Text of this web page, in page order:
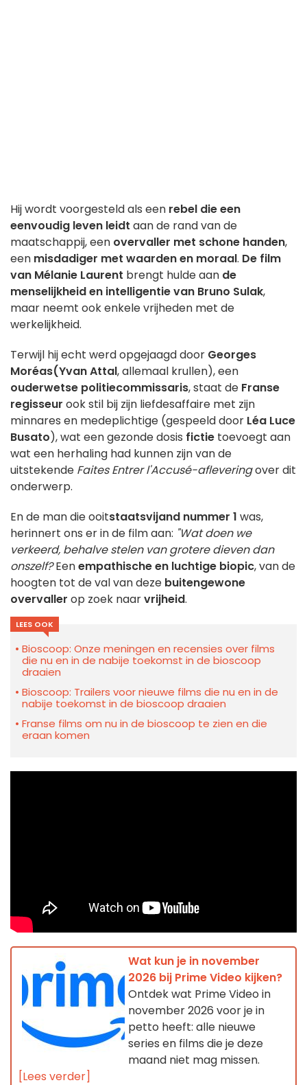
Hij wordt voorgesteld als een rebel die een
eenvoudig leven leidt aan de rand van de
maatschappij, een overvaller met schone handen,
een misdadiger met waarden en moraal. De film
van Mélanie Laurent brengt hulde aan de
menselijkheid en intelligentie van Bruno Sulak,
maar neemt ook enkele vrijheden met de
werkelijkheid.
Terwijl hij echt werd opgejaagd door Georges
Moréas(Yvan Attal, allemaal krullen), een
ouderwetse politiecommissaris, staat de Franse
regisseur ook stil bij zijn liefdesaffaire met zijn
minnares en medeplichtige (gespeeld door Léa Luce
Busato), wat een gezonde dosis fictie toevoegt aan
wat een herhaling had kunnen zijn van de
uitstekende Faites Entrer l'Accusé-afleveringover dit
onderwerp.
En de man die ooitstaatsvijand nummer 1 was,
herinnert ons er in de film aan: "Wat doen we
verkeerd, behalve stelen van grotere dieven dan
onszelf?Eenempathische en luchtige biopic, van de
hoogten tot de val van deze buitengewone
overvaller op zoek naarvrijheid.
LEES OOK
Bioscoop: Onze meningen en recensies over films
die nu en in de nabije toekomst in de bioscoop
draaien
Bioscoop: Trailers voor nieuwe films die nu en in de
nabije toekomst in de bioscoop draaien
Franse films om nu in de bioscoop te zien en die
eraan komen
Wat kun je in november
2026 bij Prime Video kijken?
Ontdek wat Prime Video in
november 2026 voor je in
petto heeft: alle nieuwe
series en films die je deze
maand niet mag missen.
[Lees verder]